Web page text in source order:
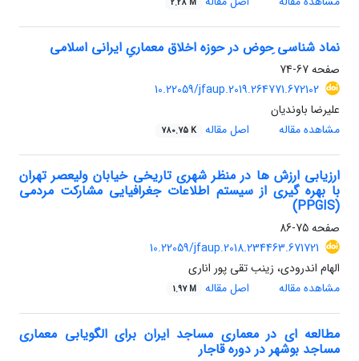
نماد شناسی ِحوض در حوزه اخلاق معماریِ ایرانی اسلامی
صفحه67-74
10.22059/jfaup.2019.264771.672102
علیرضا باوندیان
مشاهده مقاله
اصل مقاله 780.75 K
ارزیابی ارزش ها در منظر شهری تاریخی خیابان ولیعصر تهران
با بهره گیری از سیستم اطلاعات جغرافیایی مشارکت مردمی
(PPGIS)
صفحه75-86
10.22059/jfaup.2018.234463.671721
الهام اندرودی، زینب تقی پور اناری
مشاهده مقاله
اصل مقاله 1.97 M
مطالعه ای در معماری مساجد ایران برای الگویابی معماری
مساجد بوشهر در دوره قاجار